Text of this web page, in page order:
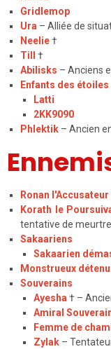
Gridlemop
Ura – Alliée de
Neelie†
Till
†
Abilisks – Anciens
Enfants des étoiles
Latti
2KK9090
Phlektik – Ancien
Ronan l'Accusateur
Korath le
tentative de meurtre
Sakaariens
Sakaarien
Monstrueux détenu
Souverains
Ayesha † –
Amiral
Femme de
Zylak –